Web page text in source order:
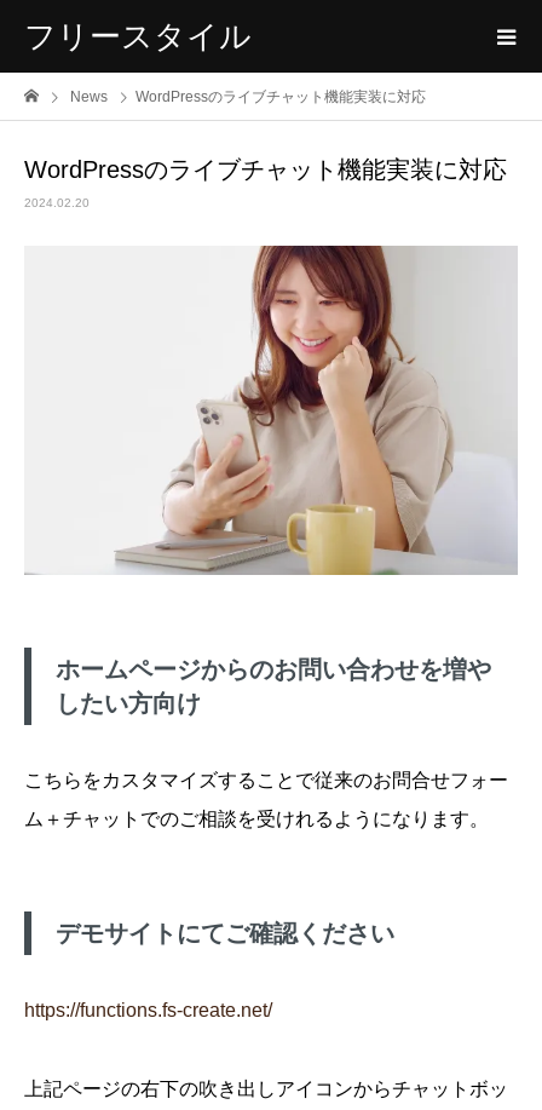
フリースタイル
News WordPressのライブチャット機能実装に対応
WordPressのライブチャット機能実装に対応
2024.02.20
ホームページからのお問い合わせを増や
したい方向け
こちらをカスタマイズすることで従来のお問合せフォー
ム＋チャットでのご相談を受けれるようになります。
デモサイトにてご確認ください
https://functions.fs-create.net/
上記ページの右下の吹き出しアイコンからチャットボッ